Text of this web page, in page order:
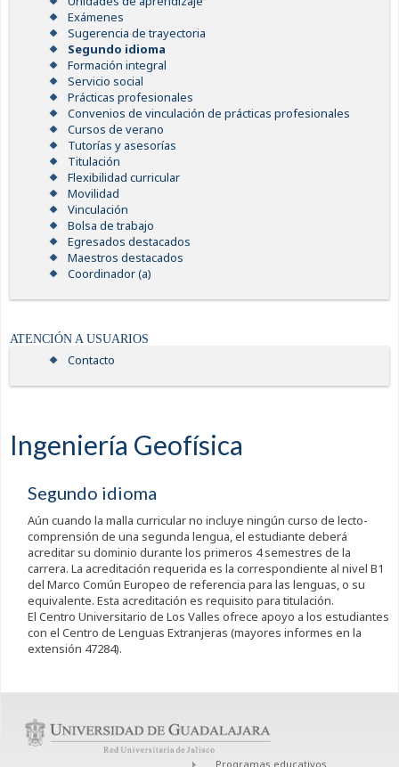
Exámenes
Sugerencia de trayectoria
Segundo idioma
Formación integral
Servicio social
Prácticas profesionales
Convenios de vinculación de prácticas profesionales
Cursos de verano
Tutorías y asesorías
Titulación
Flexibilidad curricular
Movilidad
Vinculación
Bolsa de trabajo
Egresados destacados
Maestros destacados
Coordinador (a)
ATENCIÓN A USUARIOS
Contacto
Ingeniería Geofísica
Segundo idioma
Aún cuando la malla curricular no incluye ningún curso de lecto-
comprensión de una segunda lengua, el estudiante deberá
acreditar su dominio durante los primeros 4 semestres de la
carrera. La acreditación requerida es la correspondiente al nivel B1
del Marco Común Europeo de referencia para las lenguas, o su
equivalente. Esta acreditación es requisito para titulación.
El Centro Universitario de Los Valles ofrece apoyo a los estudiantes
con el Centro de Lenguas Extranjeras (mayores informes en la
extensión 47284).
Programas educativos